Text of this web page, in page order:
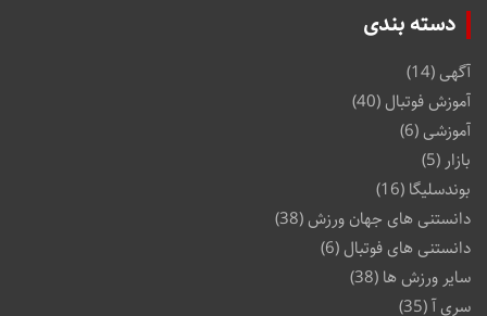
دسته بندی
آگهی(14)
آموزش فوتبال (40)
آموزشی(6)
بازار (5)
بوندسلیگا (16)
دانستنی های جهان ورزش(38)
دانستنی های فوتبال (6)
سایر ورزش ها (38)
سری آ(35)